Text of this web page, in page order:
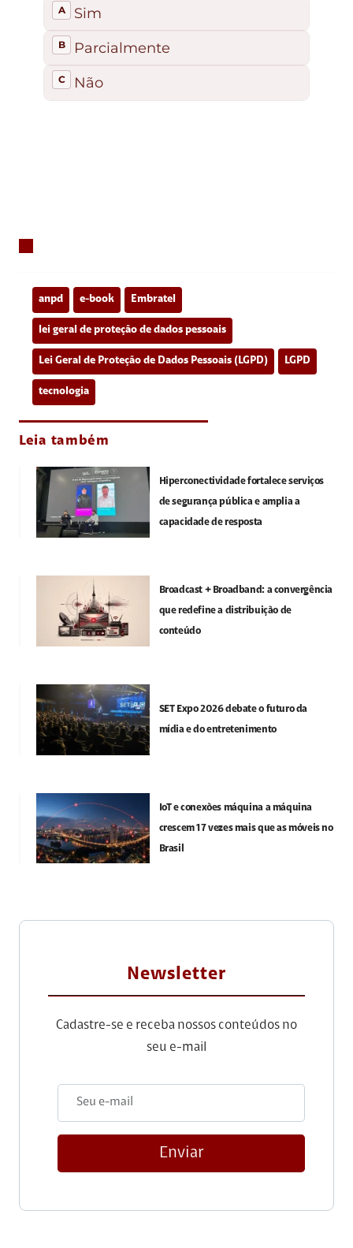
anpd e-book Embratel
lei geral de proteção de dados pessoais
Lei Geral de Proteção de Dados Pessoais (LGPD) LGPD
tecnologia
Leia também
Hiperconectividade fortalece serviços
de segurança pública e amplia a
capacidade de resposta
Broadcast + Broadband: a convergência
que redefine a distribuição de
conteúdo
SET Expo 2026 debate o futuro da
mídia e do entretenimento
IoT e conexões máquina a máquina
crescem 17 vezes mais que as móveis no
Brasil
Newsletter
Cadastre-se e receba nossos conteúdos no
seu e-mail
Enviar